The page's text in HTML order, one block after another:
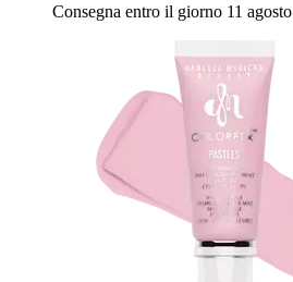
Consegna entro il giorno 11 agosto